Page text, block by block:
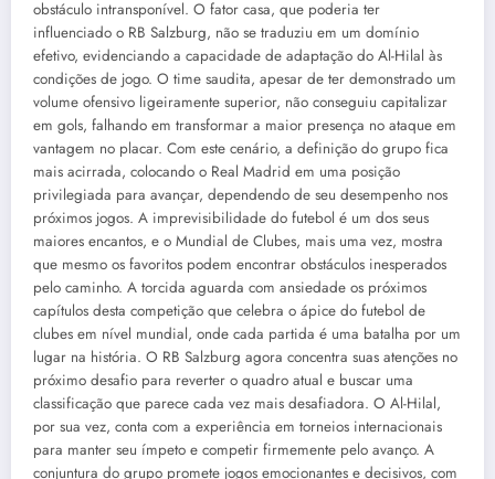
obstáculo intransponível. O fator casa, que poderia ter
influenciado o RB Salzburg, não se traduziu em um domínio
efetivo, evidenciando a capacidade de adaptação do Al-Hilal às
condições de jogo. O time saudita, apesar de ter demonstrado um
volume ofensivo ligeiramente superior, não conseguiu capitalizar
em gols, falhando em transformar a maior presença no ataque em
vantagem no placar. Com este cenário, a definição do grupo fica
mais acirrada, colocando o Real Madrid em uma posição
privilegiada para avançar, dependendo de seu desempenho nos
próximos jogos. A imprevisibilidade do futebol é um dos seus
maiores encantos, e o Mundial de Clubes, mais uma vez, mostra
que mesmo os favoritos podem encontrar obstáculos inesperados
pelo caminho. A torcida aguarda com ansiedade os próximos
capítulos desta competição que celebra o ápice do futebol de
clubes em nível mundial, onde cada partida é uma batalha por um
lugar na história. O RB Salzburg agora concentra suas atenções no
próximo desafio para reverter o quadro atual e buscar uma
classificação que parece cada vez mais desafiadora. O Al-Hilal,
por sua vez, conta com a experiência em torneios internacionais
para manter seu ímpeto e competir firmemente pelo avanço. A
conjuntura do grupo promete jogos emocionantes e decisivos, com